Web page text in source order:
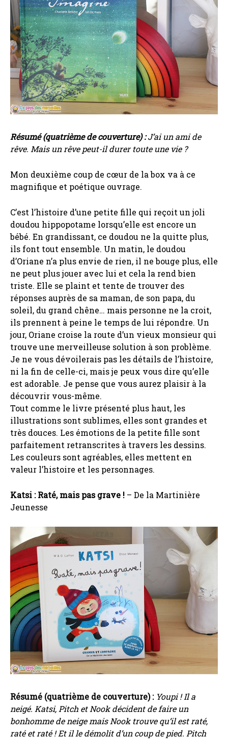
Résumé (quatrième de couverture) :J’ai un ami de
rêve. Mais un rêve peut-il durer toute une vie ?
Mon deuxième coup de cœur de la box va à ce
magnifique et poétique ouvrage.
C’est l’histoire d’une petite fille qui reçoit un joli
doudou hippopotame lorsqu’elle est encore un
bébé. En grandissant, ce doudou ne la quitte plus,
ils font tout ensemble. Un matin, le doudou
d’Oriane n’a plus envie de rien, il ne bouge plus, elle
ne peut plus jouer avec lui et cela la rend bien
triste. Elle se plaint et tente de trouver des
réponses auprès de sa maman, de son papa, du
soleil, du grand chêne… mais personne ne la croit,
ils prennent à peine le temps de lui répondre. Un
jour, Oriane croise la route d’un vieux monsieur qui
trouve une merveilleuse solution à son problème.
Je ne vous dévoilerais pas les détails de l’histoire,
ni la fin de celle-ci, mais je peux vous dire qu’elle
est adorable. Je pense que vous aurez plaisir à la
découvrir vous-même.
Tout comme le livre présenté plus haut, les
illustrations sont sublimes, elles sont grandes et
très douces. Les émotions de la petite fille sont
parfaitement retranscrites à travers les dessins.
Les couleurs sont agréables, elles mettent en
valeur l’histoire et les personnages.
Katsi : Raté, mais pas grave ! – De la Martinière
Jeunesse
Résumé (quatrième de couverture) : Youpi ! Il a
neigé. Katsi, Pitch et Nook décident de faire un
bonhomme de neige mais Nook trouve qu’il est raté,
raté et raté ! Et il le démolit d’un coup de pied. Pitch